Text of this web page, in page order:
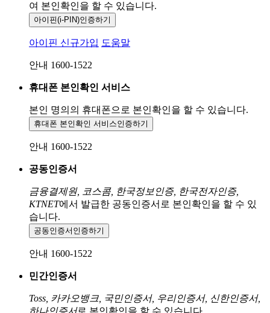
여 본인확인을 할 수 있습니다.
아이핀(i-PIN)인증하기
아이핀 신규가입 도움말
안내 1600-1522
휴대폰 본인확인 서비스
본인 명의의 휴대폰으로 본인확인을 할 수 있습니다.
휴대폰 본인확인 서비스인증하기
안내 1600-1522
공동인증서
금융결제원, 코스콤, 한국정보인증, 한국전자인증,
KTNET에서 발급한 공동인증서로 본인확인을 할 수 있
습니다.
공동인증서 인증하기
안내 1600-1522
민간인증서
Toss, 카카오뱅크, 국민인증서, 우리인증서, 신한인증서,